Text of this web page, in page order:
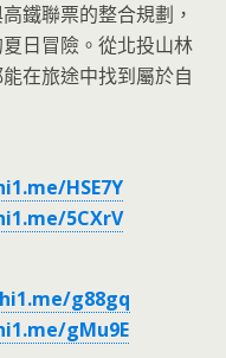
鐵聯票的整合規劃，
日冒險。從北投山林
在旅途中找到屬於自
HSE7Y
5CXrV
g88gq
gMu9E